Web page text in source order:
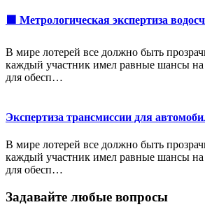
🟩 Метрологическая экспертиза
В мире лотерей все должно быть
каждый участник имел равные шансы
для обесп…
Экспертиза трансмиссии для
В мире лотерей все должно быть
каждый участник имел равные шансы
для обесп…
Задавайте любые вопросы